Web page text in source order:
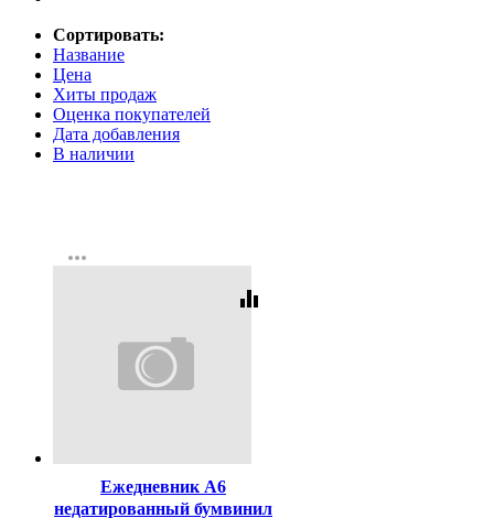
Сортировать:
Название
Цена
Хиты продаж
Оценка покупателей
Дата добавления
В наличии
more_horiz
equalizer
Ежедневник А6
недатированный бумвинил